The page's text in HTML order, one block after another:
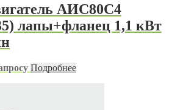
АИС80С4
лапы+фланец 1,1 кВт
Подробнее